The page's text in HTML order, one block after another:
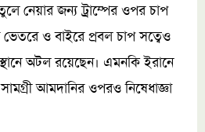
নেয়ার জন্য ট্রাম্পের ওপর চাপ
ভেতরে ও বাইরে প্রবল চাপ সত্বেও
অটল রয়েছেন। এমনকি ইরানে
আমদানির ওপরও নিষেধাজ্ঞা